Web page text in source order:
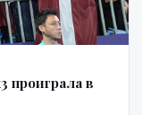
проиграла в